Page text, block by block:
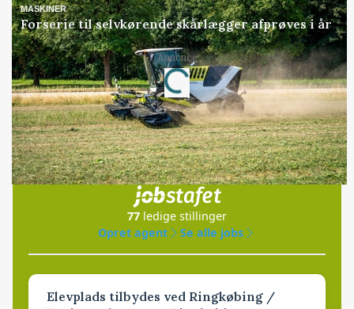
MASKINER
Forserie til selvkørende skårlægger afprøves i år
Annonce
Loading...
Jobs
i samarbejde med
77 ledige stillinger
Opret agent
Se alle jobs
Elevplads tilbydes ved Ringkøbing /